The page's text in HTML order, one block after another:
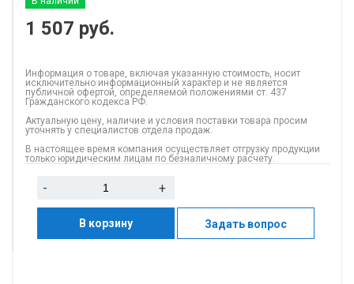
1 507 руб.
Информация о товаре, включая указанную стоимость, носит
исключительно информационный характер и не является
публичной офертой, определяемой положениями ст. 437
Гражданского кодекса РФ.
Актуальную цену, наличие и условия поставки товара просим
уточнять у специалистов отдела продаж.
В настоящее время компания осуществляет отгрузку продукции
только юридическим лицам по безналичному расчету.
- +
В корзину Задать вопрос